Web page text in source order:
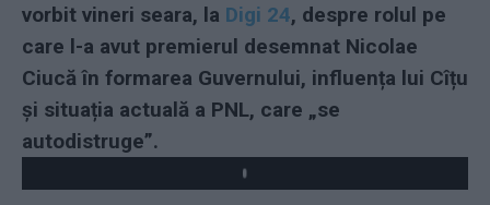
vorbit vineri seara, la Digi 24, despre rolul pe
care l-a avut premierul desemnat Nicolae
Ciucă în formarea Guvernului, influența lui Cîțu
și situația actuală a PNL, care „se
autodistruge”.
Play